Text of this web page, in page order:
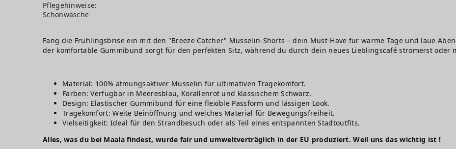
Pflegehinweise:
Schonwäsche
Fang die Frühlingsbrise ein mit den "Breeze Catcher" Musselin-Shorts – dein Must-Have für warme Tage und laue
der komfortable Gummibund sorgt für den perfekten Sitz, während du durch dein neues Lieblingscafé stromerst oder
Material: 100% atmungsaktiver Musselin für ultimativen Tragekomfort.
Farben: Verfügbar in Meeresblau, Korallenrot und klassischem Schwarz.
Design: Elastischer Gummibund für eine flexible Passform und lässigen Look.
Tragekomfort: Weite Beinöffnung und weiches Material für Bewegungsfreiheit.
Vielseitigkeit: Ideal für den Strandbesuch oder als Teil eines entspannten Stadtoutfits.
Alles, was du bei Maala findest, wurde fair und umweltverträglich in der EU produziert. Weil uns das wichtig ist !